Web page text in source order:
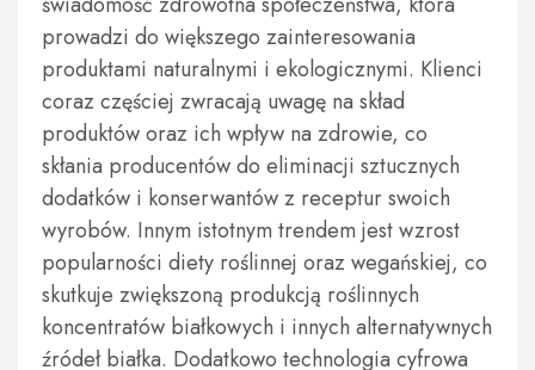
prowadzi do większego zainteresowania
produktami naturalnymi i ekologicznymi. Klienci
coraz częściej zwracają uwagę na skład
produktów oraz ich wpływ na zdrowie, co
skłania producentów do eliminacji sztucznych
dodatków i konserwantów z receptur swoich
wyrobów. Innym istotnym trendem jest wzrost
popularności diety roślinnej oraz wegańskiej, co
skutkuje zwiększoną produkcją roślinnych
koncentratów białkowych i innych alternatywnych
źródeł białka. Dodatkowo technologia cyfrowa